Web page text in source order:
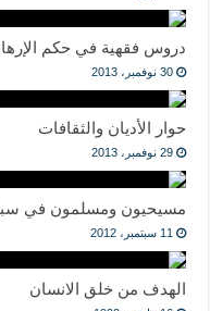
دروس فقهية في حكم
30 نوفمبر، 2013
حوار الأديان والثقافات
29 نوفمبر، 2013
مسيحيون ومسلمون في
11 سبتمبر، 2012
الهدف من خلق الانسان